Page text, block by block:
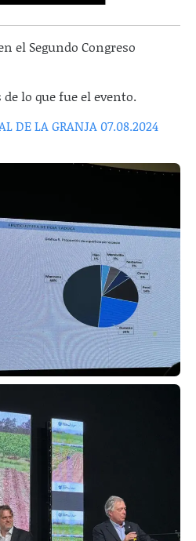
el Segundo Congreso
lo que fue el evento.
DE LA GRANJA 07.08.2024